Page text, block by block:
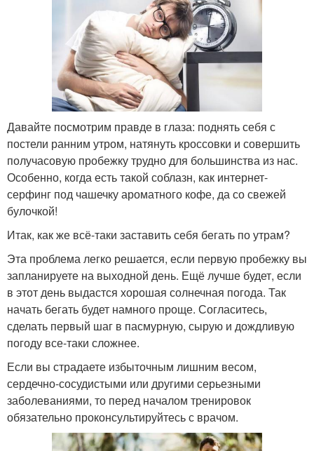
Давайте посмотрим правде в глаза: поднять себя с
постели ранним утром, натянуть кроссовки и совершить
получасовую пробежку трудно для большинства из нас.
Особенно, когда есть такой соблазн, как интернет-
серфинг под чашечку ароматного кофе, да со свежей
булочкой!
Итак, как же всё-таки заставить себя бегать по утрам?
Эта проблема легко решается, если первую пробежку вы
запланируете на выходной день. Ещё лучше будет, если
в этот день выдастся хорошая солнечная погода. Так
начать бегать будет намного проще. Согласитесь,
сделать первый шаг в пасмурную, сырую и дождливую
погоду все-таки сложнее.
Если вы страдаете избыточным лишним весом,
сердечно-сосудистыми или другими серьезными
заболеваниями, то перед началом тренировок
обязательно проконсультируйтесь с врачом.